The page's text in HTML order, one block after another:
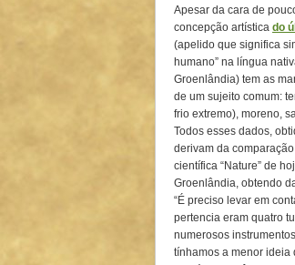
Apesar da cara de
concepção artística do
(apelido que significa
humano” na língua
Groenlândia) tem as
de um sujeito comum:
frio extremo), moreno,
Todos esses dados,
derivam da
científica “Nature” de
Groenlândia, obtendo
“É preciso levar em
pertencia eram quatro
numerosos
tínhamos a menor ideia